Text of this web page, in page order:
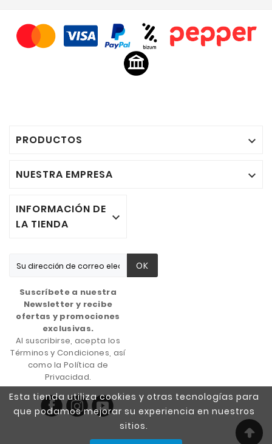
Esta tienda utiliza cookies y otras tecnologías para
que podamos mejorar su experiencia en nuestros
sitios.
PRODUCTOS 
NUESTRA EMPRESA 
INFORMACIÓN DE
LA TIENDA

OK
Suscríbete a nuestra
Newsletter y recibe
ofertas y promociones
exclusivas.
Al suscribirse, acepta los
Términos y Condiciones, así
como la Política de
Privacidad.